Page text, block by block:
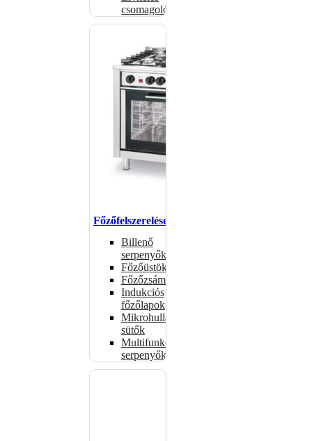
csomagolóanyagok
Főzőfelszerelések
Billenő
serpenyők
Főzőüstök
Főzőzsámolyok
Indukciós
főzőlapok
Mikrohullámú
sütők
Multifunkciós
serpenyők